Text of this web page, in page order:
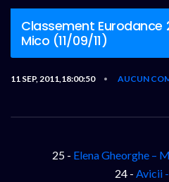
Classement Eurodance
Mico (11/09/11)
11 SEP, 2011,18:00:50 • AUCUN
25 - Elena Gheorghe –
24 - Avicii